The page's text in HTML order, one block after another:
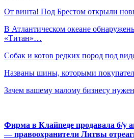
От винта! Под Брестом открыли
В Атлантическом океане
«Титан»…
Собак и котов редких пород под
Названы шины, которыми
Зачем вашему малому бизнесу
Фирма в Клайпеде продавала б/у
— правоохранители Литвы